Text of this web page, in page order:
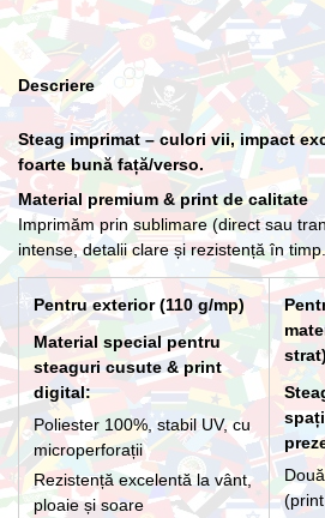
Lance cu suport
Descriere
Steag imprimat – culori vii, impact
foarte bună față/verso.
Material premium & print de calitate
Imprimăm prin sublimare (direct sau
intense, detalii clare și rezistență în timp.
Pentru exterior (110 g/mp)
Material special pentru
steaguri cusute & print
digital:
Poliester 100%, stabil UV, cu
microperforații
Rezistență excelentă la vânt,
ploaie și soare
strat)